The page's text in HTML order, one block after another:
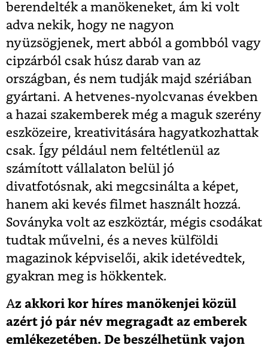
berendelték a manökeneket, ám ki volt
adva nekik, hogy ne nagyon
nyüzsögjenek, mert abból a gombból vagy
cipzárból csak húsz darab van az
országban, és nem tudják majd szériában
gyártani. A hetvenes-nyolcvanas években
a hazai szakemberek még a maguk szerény
eszközeire, kreativitására hagyatkozhattak
csak. Így például nem feltétlenül az
számított vállalaton belül jó
divatfotósnak, aki megcsinálta a képet,
hanem aki kevés filmet használt hozzá.
Soványka volt az eszköztár, mégis csodákat
tudtak művelni, és a neves külföldi
magazinok képviselői, akik idetévedtek,
gyakran meg is hökkentek.
Az akkori kor híres manökenjei közül
azért jó pár név megragadt az emberek
emlékezetében. De beszélhetünk vajon